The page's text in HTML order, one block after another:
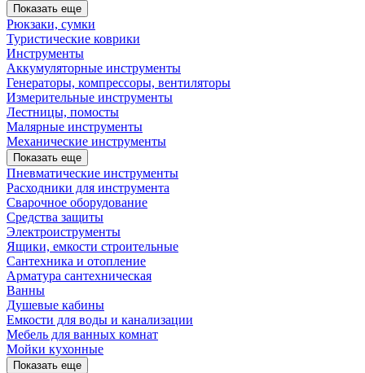
Показать еще
Рюкзаки, сумки
Туристические коврики
Инструменты
Аккумуляторные инструменты
Генераторы, компрессоры, вентиляторы
Измерительные инструменты
Лестницы, помосты
Малярные инструменты
Механические инструменты
Показать еще
Пневматические инструменты
Расходники для инструмента
Сварочное оборудование
Средства защиты
Электроиструменты
Ящики, емкости строительные
Сантехника и отопление
Арматура сантехническая
Ванны
Душевые кабины
Емкости для воды и канализации
Мебель для ванных комнат
Мойки кухонные
Показать еще